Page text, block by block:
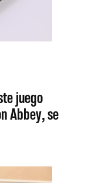
juego
Abbey, se